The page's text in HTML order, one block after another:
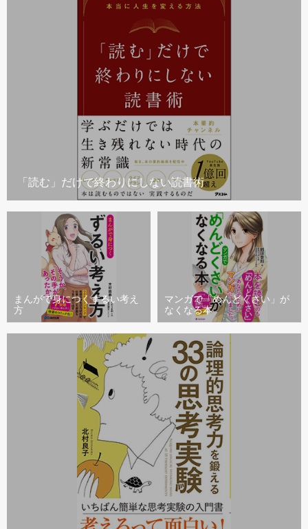
「読む」だけで終わりにしない読書術
まんがで身につくずるい考え
方
マンガで「めんどくさい」が
なくなる本